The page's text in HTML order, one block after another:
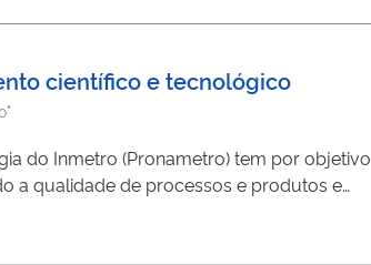
científico e tecnológico
do Inmetro (Pronametro) tem por objetivo
a qualidade de processos e produtos e